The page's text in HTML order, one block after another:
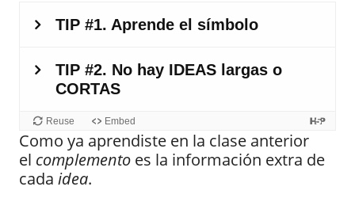
Como ya aprendiste en la clase anterior
el complemento es la información extra de
cada idea.